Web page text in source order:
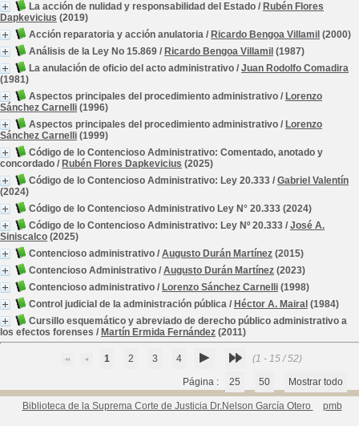
La acción de nulidad y responsabilidad del Estado / Rubén Flores
Dapkevicius (2019)
Acción reparatoria y acción anulatoria / Ricardo Bengoa Villamil (2000)
Análisis de la Ley No 15.869 / Ricardo Bengoa Villamil (1987)
La anulación de oficio del acto administrativo / Juan Rodolfo Comadira
(1981)
Aspectos principales del procedimiento administrativo / Lorenzo
Sánchez Carnelli (1996)
Aspectos principales del procedimiento administrativo / Lorenzo
Sánchez Carnelli (1999)
Código de lo Contencioso Administrativo: Comentado, anotado y
concordado / Rubén Flores Dapkevicius (2025)
Código de lo Contencioso Administrativo: Ley 20.333 / Gabriel Valentín
(2024)
Código de lo Contencioso Administrativo Ley N° 20.333 (2024)
Código de lo Contencioso Administrativo: Ley Nº 20.333 / José A.
Siniscalco (2025)
Contencioso administrativo / Augusto Durán Martínez (2015)
Contencioso Administrativo / Augusto Durán Martínez (2023)
Contencioso administrativo / Lorenzo Sánchez Carnelli (1998)
Control judicial de la administración pública / Héctor A. Mairal (1984)
Cursillo esquemático y abreviado de derecho público administrativo a
los efectos forenses / Martín Ermida Fernández (2011)
1 2 3 4 (1 - 15 / 52)
Página : 25 50 Mostrar todo
Biblioteca de la Suprema Corte de Justicia Dr.Nelson García Otero pmb